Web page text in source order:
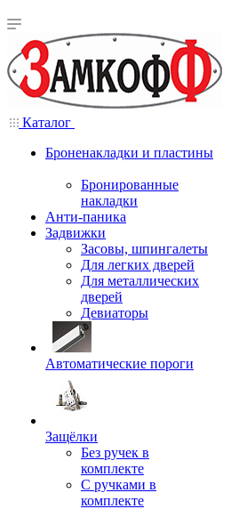
Каталог
Броненакладки и пластины
Бронированные
накладки
Анти-паника
Задвижки
Засовы, шпингалеты
Для легких дверей
Для металлических
дверей
Девиаторы
Автоматические пороги
Защёлки
Без ручек в
комплекте
С ручками в
комплекте